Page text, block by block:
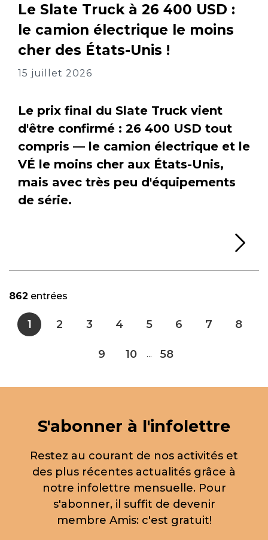
Le Slate Truck à 26 400 USD :
le camion électrique le moins
cher des États-Unis !
15 juillet 2026
Le prix final du Slate Truck vient
d'être confirmé : 26 400 USD tout
compris — le camion électrique et le
VÉ le moins cher aux États-Unis,
mais avec très peu d'équipements
de série.
862 entrées
1 2 3 4 5 6 7 8
9 10 ... 58
S'abonner à l'infolettre
Restez au courant de nos activités et
des plus récentes actualités grâce à
notre infolettre mensuelle. Pour
s'abonner, il suffit de devenir
membre Amis: c'est gratuit!